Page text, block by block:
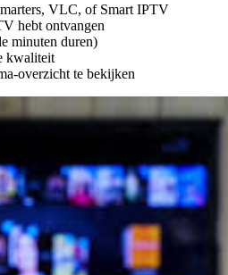
VLC, of Smart IPTV
hebt ontvangen
minuten duren)
kwaliteit
overzicht te bekijken